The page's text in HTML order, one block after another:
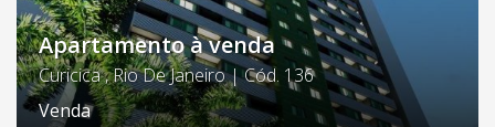
Apartamento à venda
Curicica , Rio De Janeiro | Cód. 136
Venda